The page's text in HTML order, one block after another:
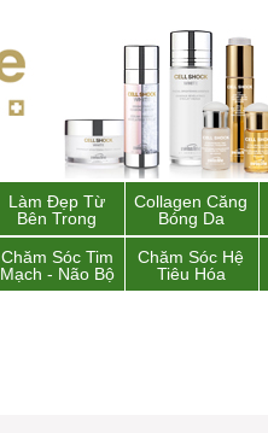
Làm Đẹp Từ
Bên Trong
Collagen Căng
Bóng Da
Chăm Sóc Tim
Mạch - Não Bộ
Chăm Sóc Hệ
Tiêu Hóa